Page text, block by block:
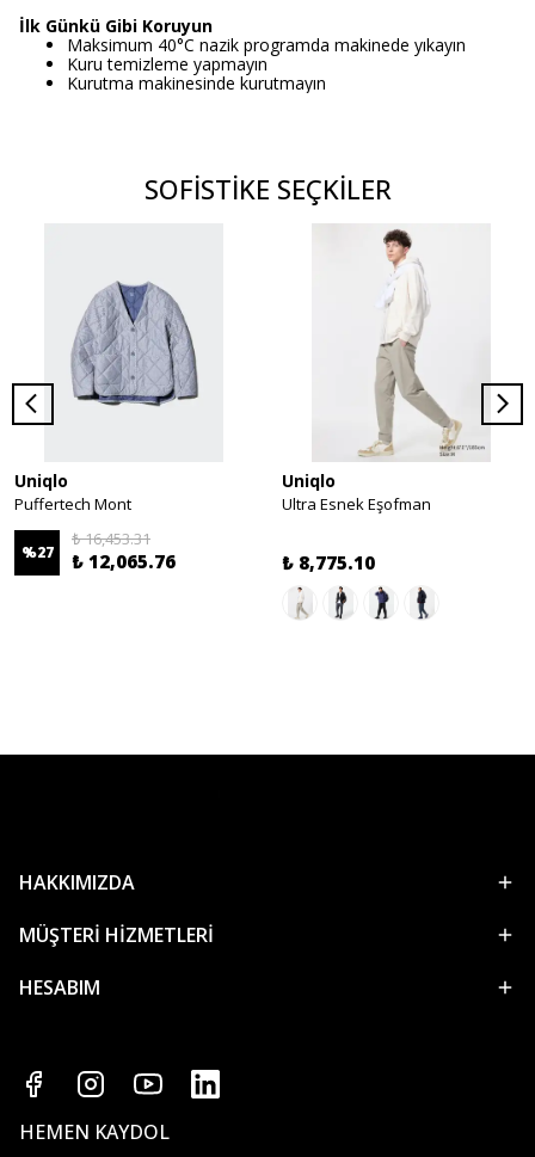
İlk Günkü Gibi Koruyun
Maksimum 40°C nazik programda makinede yıkayın
Kuru temizleme yapmayın
Kurutma makinesinde kurutmayın
SOFİSTİKE SEÇKİLER
Uniqlo
Puffertech Mont
%27
₺ 16,453.31
₺ 12,065.76
Uniqlo
Ultra Esnek Eşofman
₺ 8,775.10
HAKKIMIZDA
MÜŞTERİ HİZMETLERİ
HESABIM
HEMEN KAYDOL